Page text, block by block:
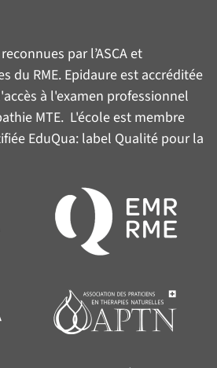
par l’ASCAet
du RME. Epidaure est accréditée
à l'examen professionnel
MTE. L'école est membre
EduQua: label Qualité pour la